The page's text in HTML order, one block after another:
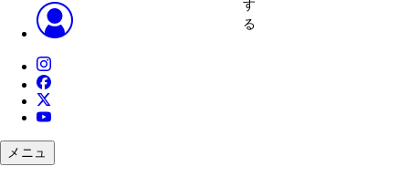
す
る
メニュ